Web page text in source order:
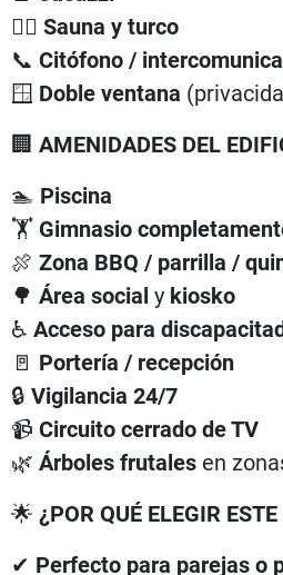
🧖‍♀️ Sauna y turco
📞 Citófono /
🪟 Doble ventana
🏢 AMENIDADES DEL
🏊 Piscina
🏋️ Gimnasio
🍖 Zona BBQ / parrilla /
🌳 Área social y kiosko
♿ Acceso para
🚪 Portería / recepción
🔒 Vigilancia 24/7
📹 Circuito cerrado de TV
🌿 Árboles frutales en
🌟 ¿POR QUÉ ELEGIR
✔ Perfecto para parejas o